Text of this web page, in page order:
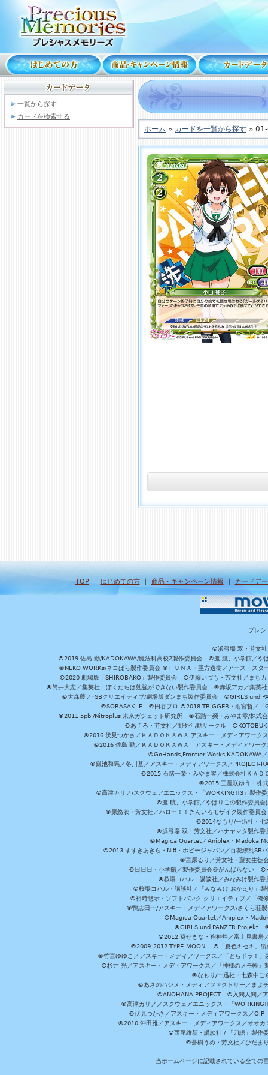
一覧から探す
カードを検索する
ホーム » カードを一覧から探す »
TOP｜ はじめての方｜ 商品・キャンペーン情報 ｜ カードデ
プレシ
©浜弓場 双・芳文社
©2019 佐島 勤/KADOKAWA/魔法科高校2製作委員会 ©渡 航、小学館／や
©NEKO WORKs/ネコぱら製作委員会 ©ＦＵＮＡ・亜方逸樹／アース・ス
©2020 劇場版「SHIROBAKO」製作委員会 ©伊藤いづも・芳文社／まち
©筒井大志／集英社・ぼくたちは勉強ができない製作委員会 ©赤坂アカ／集英
©大森藤ノ･SBクリエイティブ/劇場版ダンまち製作委員会 ©GIRLS und
©SORASAKI.F ©円谷プロ ©2018 TRIGGER・雨宮哲／
©2011 5pb./Nitroplus 未来ガジェット研究所 ©石踏一榮・みやま零/株式
©あｆろ・芳文社／野外活動サークル
©2016 伏見つかさ／ＫＡＤＯＫＡＷＡ アスキー・メディアワー
©2016 佐島 勤／ＫＡＤＯＫＡＷＡ アスキー・メディアワ
©GoHands,Frontier Works,KADOKAWA
©鎌池和馬／冬川基／アスキー・メディアワークス／
©2015 石踏一榮・みやま零／株式会社ＫＡＤ
©2015 三屋咲ゆう・株
©高津カリノ/スクウェアエニックス・「WORKING!!3」製作
©渡 航、小学館／やはりこの製作委員
©原悠衣・芳文社／ハロー！！きんいろモザイク製作委員
©2014なもり/一迅社・
©浜弓場 双・芳文社／ハナヤマタ製作
©Magica Quartet／Aniplex・Madoka
©2013 すずきあきら・Niθ・ホビージャパン／百花繚乱
©宮原るり／芳文社・藤女生徒
©日日日・小学館／製作委員会＠がんばらない
©桜場コハル・講談社／みなみけ製作
©桜場コハル・講談社／「みなみけ おかえり」
©裕時悠示・ソフトバンク クリエイティブ／「
©鴨志田一/アスキー・メディアワークス/さく
©Magica Quartet／Aniplex・
©GIRLS und PANZER Projekt ©
©2012 葵せきな・狗神煌／富士見書
©2009-2012 TYPE-MOON ©「夏色キセキ」製
©竹宮ゆゆこ／アスキー・メディアワークス／「とらドラ！
©杉井 光／アスキー・メディアワークス／『神様のメモ帳
©なもり/一迅社・七森中
©あさのハジメ・メディアファクトリー／ま
©ANOHANA PROJECT ©入間人間／ア
©高津カリノ／スクウェアエニックス・「
©伏見つかさ／アスキー・メディアワークス／
©2010 沖田雅／アスキー・メディアワークス／オオ
©西尾維新・講談社 / 「刀語」製作
©蒼樹うめ・芳文社／ひだま
当ホームページに記載されている全ての